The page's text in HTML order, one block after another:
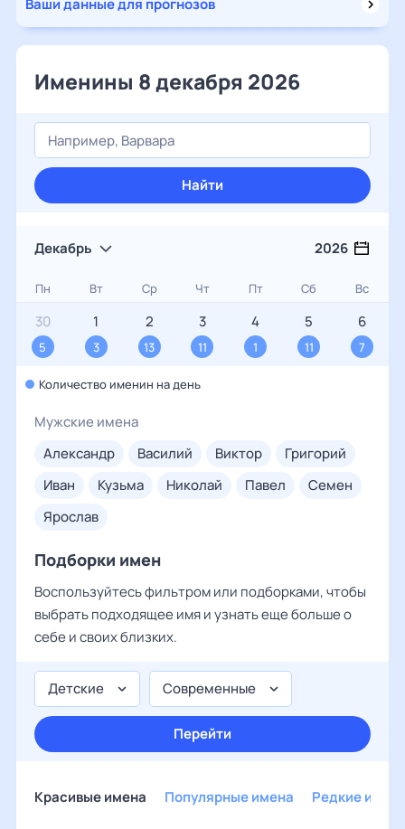
Ваши данные для прогнозов
Именины 8 декабря 2026
Найти
Декабрь 2026
Пн Вт Ср Чт Пт Сб Вс
30
5
1
3
2
13
3
11
4
1
5
11
6
7
Количество именин на день
Мужские имена
александр
василий виктор
григорий
иван
кузьма николай павел
семен
ярослав
Подборки имен
Воспользуйтесь фильтром или подборками, чтобы
выбрать подходящее имя и узнать еще больше о
себе и своих близких.
Детские Современные
Перейти
Красивые имена Популярные имена Редкие